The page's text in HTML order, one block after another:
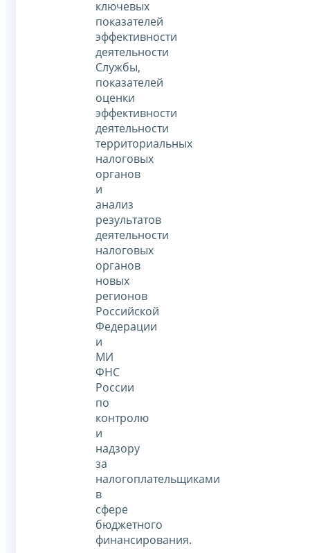
ключевых
показателей
эффективности
деятельности
Службы,
показателей
оценки
эффективности
деятельности
территориальных
налоговых
органов
и
анализ
результатов
деятельности
налоговых
органов
новых
регионов
Российской
Федерации
и
МИ
ФНС
России
по
контролю
и
надзору
за
налогоплательщиками
в
сфере
бюджетного
финансирования.